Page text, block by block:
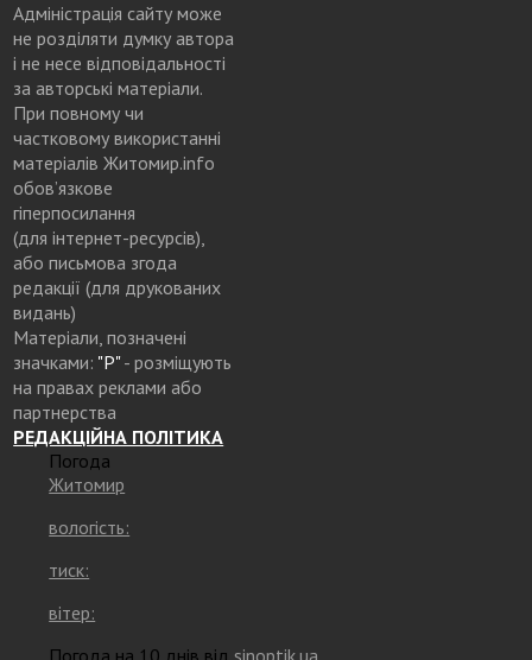
Адміністрація сайту може
не розділяти думку автора
і не несе відповідальності
за авторські матеріали.
При повному чи
частковому використанні
матеріалів Житомир.info
обов’язкове
гіперпосилання
(для інтернет-ресурсів),
або письмова згода
редакції (для друкованих
видань)
Матеріали, позначені
значками: "Р"- розміщують
на правах реклами або
партнерства
РЕДАКЦІЙНА ПОЛІТИКА
Погода
Житомир
вологість:
тиск:
вітер: